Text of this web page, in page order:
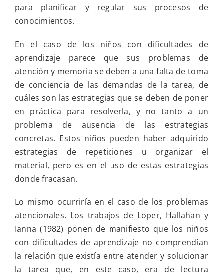
para planificar y regular sus procesos de
conocimientos.
En el caso de los niños con dificultades de
aprendizaje parece que sus problemas de
atención y memoria se deben a una falta de toma
de conciencia de las demandas de la tarea, de
cuáles son las estrategias que se deben de poner
en práctica para resolverla, y no tanto a un
problema de ausencia de las estrategias
concretas. Estos niños pueden haber adquirido
estrategias de repeticiones u organizar el
material, pero es en el uso de estas estrategias
donde fracasan.
Lo mismo ocurriría en el caso de los problemas
atencionales. Los trabajos de Loper, Hallahan y
Ianna (1982) ponen de manifiesto que los niños
con dificultades de aprendizaje no comprendían
la relación que existía entre atender y solucionar
la tarea que, en este caso, era de lectura